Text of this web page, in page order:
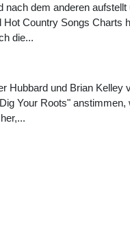
dem anderen aufstellt
Country Songs Charts
die...
Hubbard und Brian Kelley
Your Roots" anstimmen,